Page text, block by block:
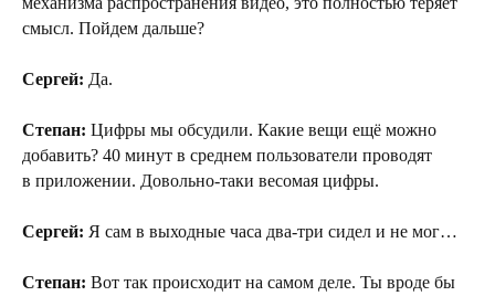
смысл. Пойдем дальше?
Сергей: Да.
Степан: Цифры мы обсудили. Какие вещи ещё можно
добавить? 40 минут в среднем пользователи проводят
в приложении. Довольно-таки весомая цифры.
Сергей: Я сам в выходные часа два-три сидел и не мог…
Степан: Вот так происходит на самом деле. Ты вроде бы